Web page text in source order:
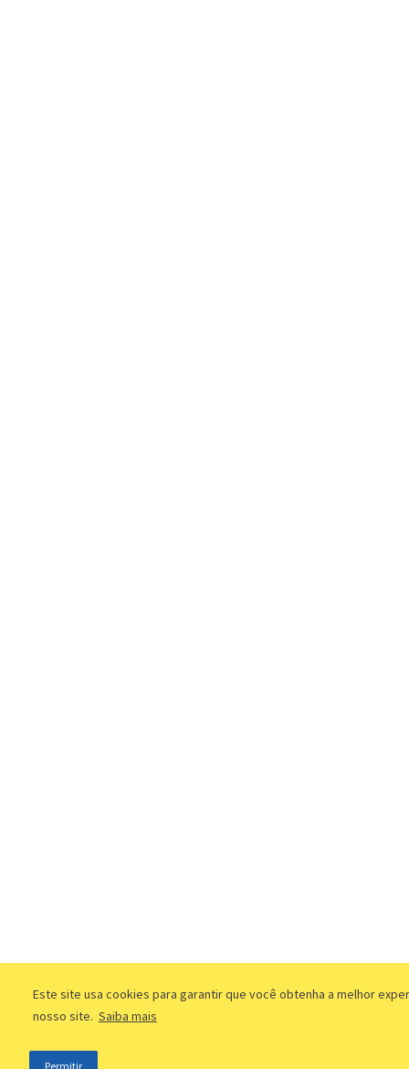
Este site usa cookies para garantir que você obtenha a melhor
nosso site. Saiba mais
Permitir